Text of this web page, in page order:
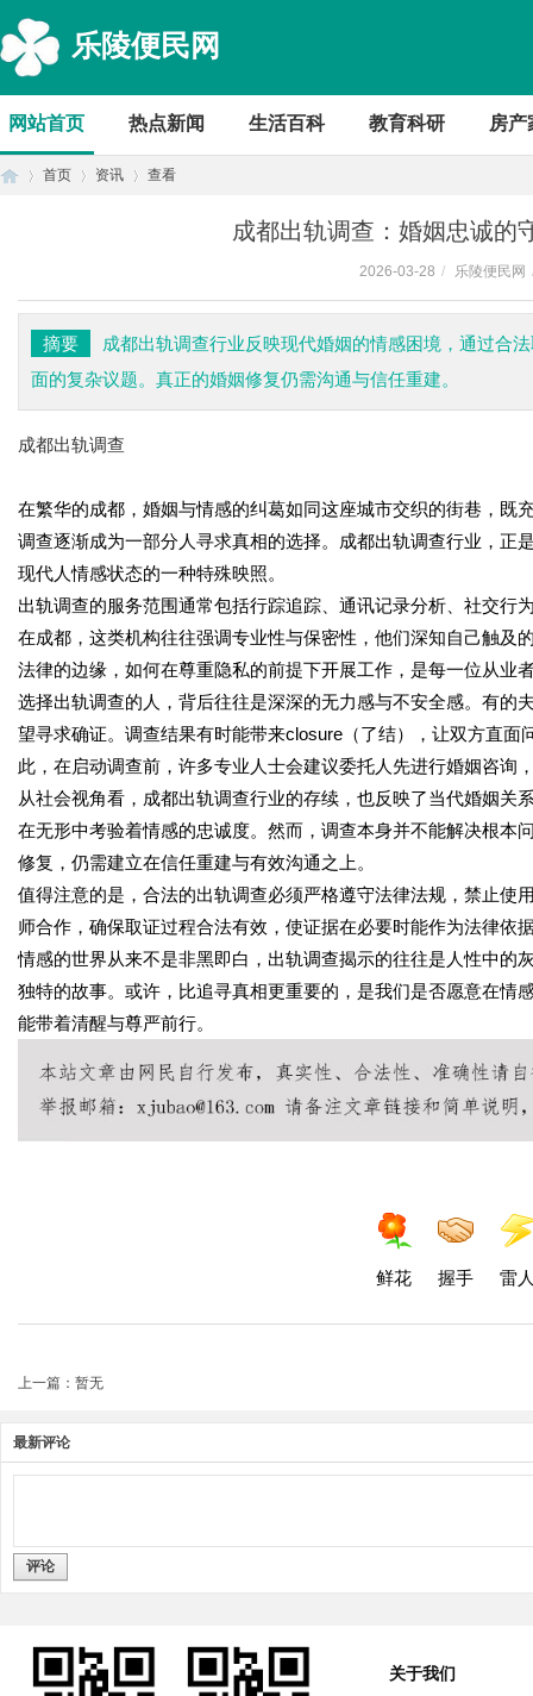
乐陵便民网
网站首页 热点新闻 生活百科 教育科研 房产
首页 资讯 查看
成都出轨调查：婚姻忠诚的
2026-03-28 / 乐陵便民网
摘要
成都出轨调查行业反映现代婚姻的情感困境，通过合
面的复杂议题。真正的婚姻修复仍需沟通与信任重建。
成都出轨调查
在繁华的成都，婚姻与情感的纠葛如同这座城市交织的街巷，既
调查逐渐成为一部分人寻求真相的选择。成都出轨调查行业，正
现代人情感状态的一种特殊映照。
出轨调查的服务范围通常包括行踪追踪、通讯记录分析、社交
在成都，这类机构往往强调专业性与保密性，他们深知自己触及
法律的边缘，如何在尊重隐私的前提下开展工作，是每一位从业
选择出轨调查的人，背后往往是深深的无力感与不安全感。有的
望寻求确证。调查结果有时能带来closure（了结），让双方直
此，在启动调查前，许多专业人士会建议委托人先进行婚姻咨询
从社会视角看，成都出轨调查行业的存续，也反映了当代婚姻
在无形中考验着情感的忠诚度。然而，调查本身并不能解决根本
修复，仍需建立在信任重建与有效沟通之上。
值得注意的是，合法的出轨调查必须严格遵守法律法规，禁止使
师合作，确保取证过程合法有效，使证据在必要时能作为法律
情感的世界从来不是非黑即白，出轨调查揭示的往往是人性中的
独特的故事。或许，比追寻真相更重要的，是我们是否愿意在情
能带着清醒与尊严前行。
鲜花 握手 雷
上一篇：暂无
最新评论
评论
关于我们